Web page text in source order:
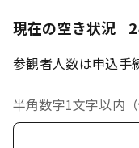
現在の空き状況
参観者人数は申込手
半角数字1文字以内（